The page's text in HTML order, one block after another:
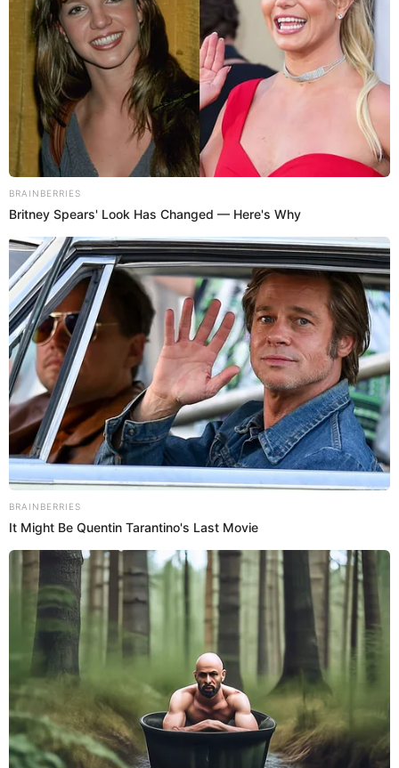
27 Dic 2022 | 21:03 h
Samuel Suárez aplaude que Shirley Arica pasara
Navidad con Rodney Pio: “Seguirán siendo
familia"
Samuel Suárez acotó que por el momento no sabe si Shirley Arica y
Rodney Pío ha retomado su relación.
Espectáculos El Popular
Samuel Suárez
21 Sep 2022 | 17:44 h
Shirley Arica ‘cuadra’ a Rodney Pío tras ser
ampayado: “Sí tiene para el whisky, pero no para
la hija”